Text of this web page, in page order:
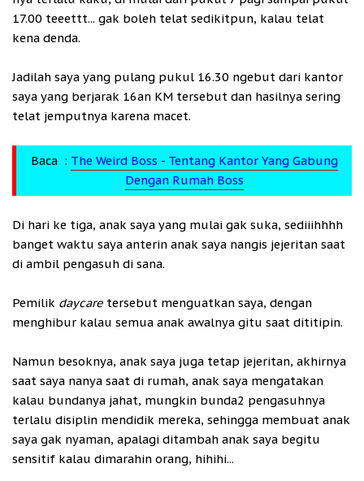
17.00 teeettt... gak boleh telat sedikitpun, kalau telat
kena denda.
Jadilah saya yang pulang pukul 16.30 ngebut dari kantor
saya yang berjarak 16an KM tersebut dan hasilnya sering
telat jemputnya karena macet.
Baca : The Weird Boss - Tentang Kantor Yang Gabung
Dengan Rumah Boss
Di hari ke tiga, anak saya yang mulai gak suka, sediiihhhh
banget waktu saya anterin anak saya nangis jejeritan saat
di ambil pengasuh di sana.
Pemilik daycare tersebut menguatkan saya, dengan
menghibur kalau semua anak awalnya gitu saat dititipin.
Namun besoknya, anak saya juga tetap jejeritan, akhirnya
saat saya nanya saat di rumah, anak saya mengatakan
kalau bundanya jahat, mungkin bunda2 pengasuhnya
terlalu disiplin mendidik mereka, sehingga membuat anak
saya gak nyaman, apalagi ditambah anak saya begitu
sensitif kalau dimarahin orang, hihihi...